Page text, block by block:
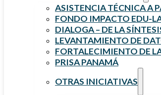
ASISTENCIA TÉCNICA A
FONDO IMPACTO EDU-
DIALOGA – DE LA
LEVANTAMIENTO DE
FORTALECIMIENTO DE
PRISA PANAMÁ
OTRAS INICIATIVAS